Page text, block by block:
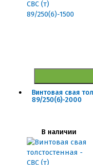
Винтовая свая
89/250(6)-2000
В наличии